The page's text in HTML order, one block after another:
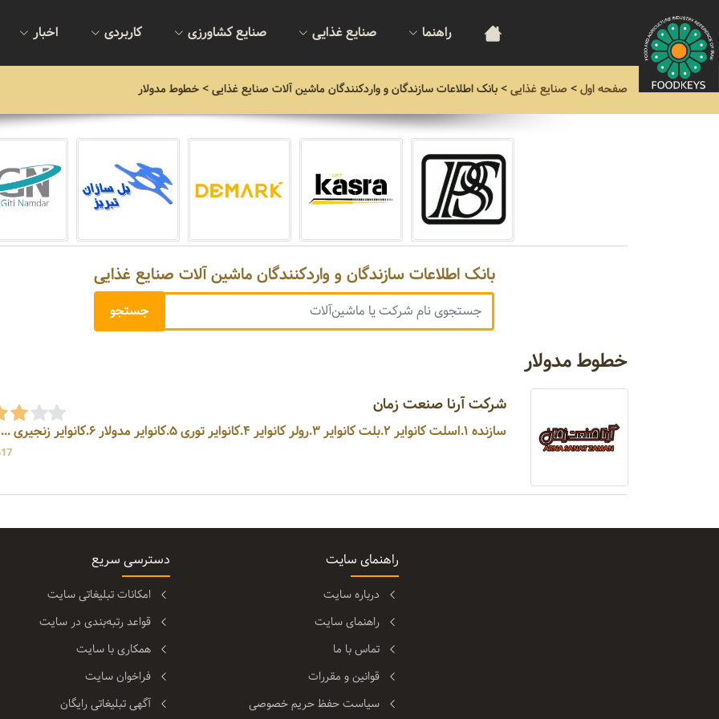
راهنما صنایع غذایی صنایع کشاورزی کاربردی اخبار
صفحه اول> صنایع غذایی>بانک اطلاعات سازندگان و واردکنندگان ماشین آلات صنایع غذایی> خطوط مدولار
بانک اطلاعات سازندگان و واردکنندگان ماشین آلات صنایع غذایی
خطوط مدولار
شرکت آرنا صنعت زمان
سازنده ۱.اسلت کانوایر ۲.بلت کانوایر ۳.رولر کانوایر ۴.کانوایر توری ۵.کانوایر مدولار ۶.کانوایر زنجیری ...
517
راهنمای سایت
درباره سایت
راهنمای سایت
تماس با ما
قوانین و مقررات
سیاست حفظ حریم خصوصی
دسترسی سریع
امکانات تبلیغاتی سایت
قواعد رتبه‌بندی در سایت
همکاری با سایت
فراخوان سایت
آگهی تبلیغاتی رایگان